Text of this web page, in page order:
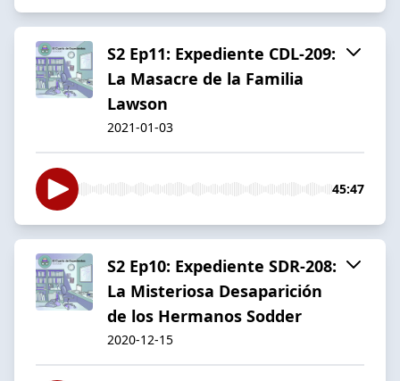
S2 Ep11: Expediente CDL-209:
La Masacre de la Familia
Lawson
2021-01-03
45:47
S2 Ep10: Expediente SDR-208:
La Misteriosa Desaparición
de los Hermanos Sodder
2020-12-15